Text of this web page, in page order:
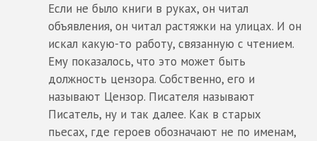
Если не было книги в руках, он читал
объявления, он читал растяжки на улицах. И он
искал какую-то работу, связанную с чтением.
Ему показалось, что это может быть
должность цензора. Собственно, его и
называют Цензор. Писателя называют
Писатель, ну и так далее. Как в старых
пьесах, где героев обозначают не по именам,